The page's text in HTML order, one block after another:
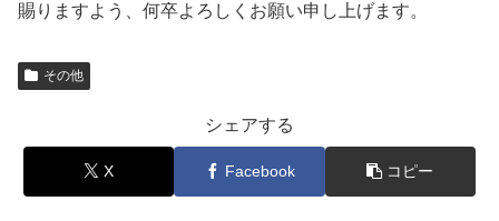
賜りますよう、何卒よろしくお願い申し上げます。
その他
シェアする
X Facebook コピー